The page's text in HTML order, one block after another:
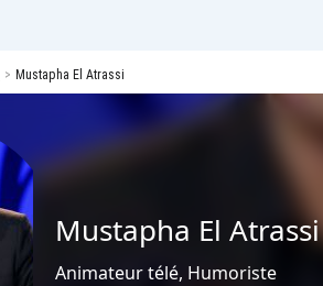
Mustapha El Atrassi
Mustapha El Atrassi
Animateur télé, Humoriste